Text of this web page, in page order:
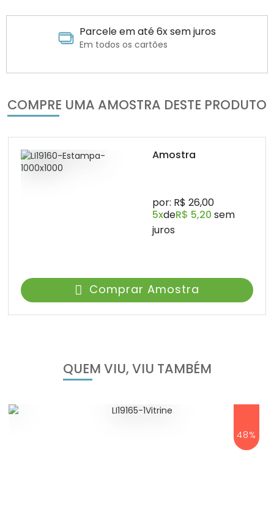
Parcele em até 6x sem juros
Em todos os cartões
COMPRE UMA AMOSTRA DESTE PRODUTO
Amostra
por: R$ 26,00
5xdeR$ 5,20 sem
juros
Comprar Amostra
QUEM VIU, VIU TAMBÉM
48%